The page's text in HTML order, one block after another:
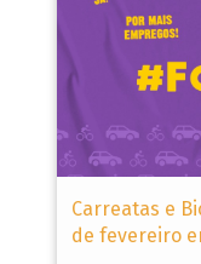
Carreatas e
de fevereiro